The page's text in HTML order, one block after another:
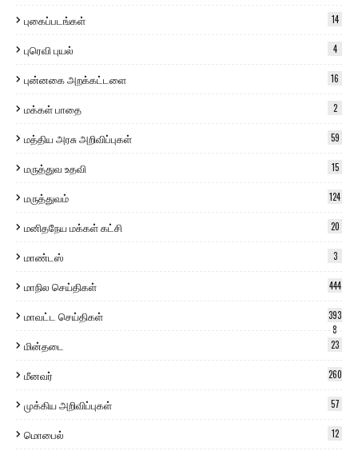
புகைப்படங்கள் 14
புரெவி புயல் 4
புன்னகை அறக்கட்டளை 16
மக்கள் பாதை 2
மத்திய அரசு அறிவிப்புகள் 59
மருத்துவ உதவி 15
மருத்துவம் 124
மனிதநேய மக்கள் கட்சி 20
மாண்டஸ் 3
மாநில செய்திகள் 444
மாவட்ட செய்திகள்
393
8
மின்தடை 23
மீனவர் 260
முக்கிய அறிவிப்புகள் 57
மொபைல் 12